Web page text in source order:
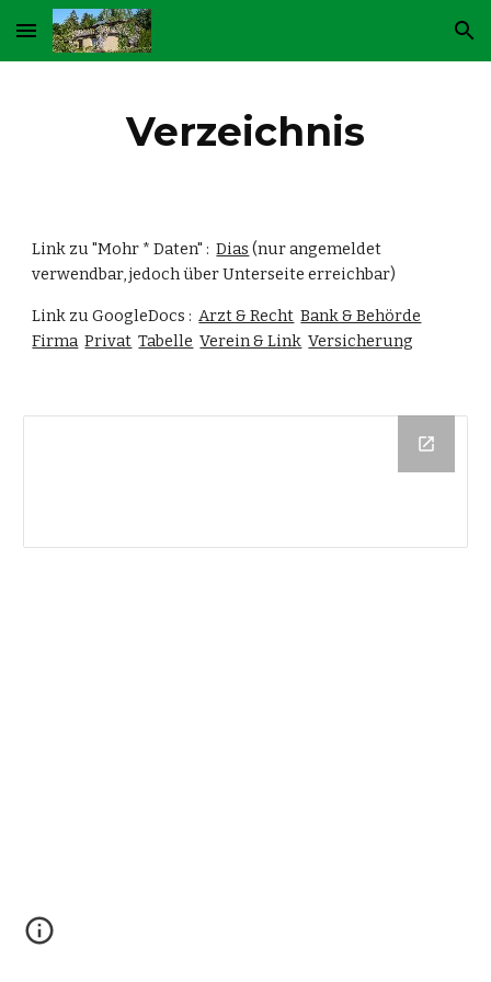
Skip to main content Skip to navigation
Verzeichnis
Link zu "Mohr * Daten" : Dias (nur angemeldet
verwendbar, jedoch über Unterseite erreichbar)
Link zu GoogleDocs : Arzt & Recht Bank & Behörde
Firma Privat Tabelle Verein & Link Versicherung